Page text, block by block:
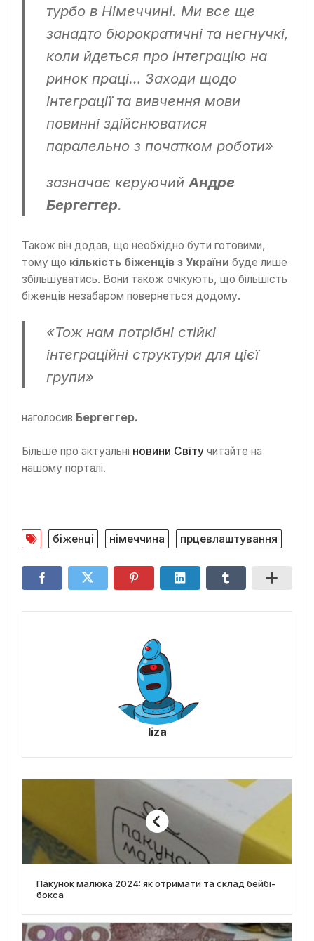
турбо в Німеччині. Ми все ще
занадто бюрократичні та негнучкі,
коли йдеться про інтеграцію на
ринок праці… Заходи щодо
інтеграції та вивчення мови
повинні здійснюватися
паралельно з початком роботи»
зазначає керуючий Андре
Бергеггер.
Також він додав, що необхідно бути готовими,
тому що кількість біженців з України буде лише
збільшуватись. Вони також очікують, що більшість
біженців незабаром повернеться додому.
«Тож нам потрібні стійкі
інтеграційні структури для цієї
групи»
наголосив Бергеггер.
Більше про актуальні новини Світу читайте на
нашому порталі.
біженці німеччина прцевлаштування
liza
Пакунок малюка 2024: як отримати та склад бейбі-
бокса